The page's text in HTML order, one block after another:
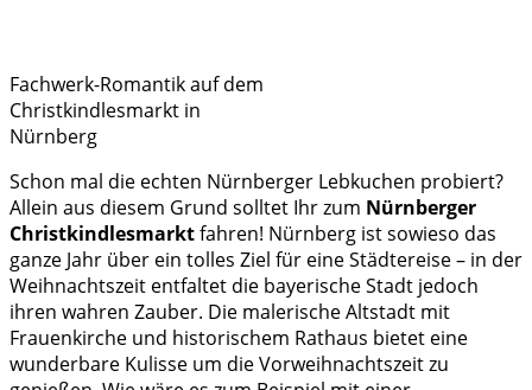
Fachwerk-Romantik auf dem
Christkindlesmarkt in
Nürnberg
Schon mal die echten Nürnberger Lebkuchen probiert?
Allein aus diesem Grund solltet Ihr zum Nürnberger
Christkindlesmarktfahren! Nürnberg ist sowieso das
ganze Jahr über ein tolles Ziel für eine Städtereise – in der
Weihnachtszeit entfaltet die bayerische Stadt jedoch
ihren wahren Zauber. Die malerische Altstadt mit
Frauenkirche und historischem Rathaus bietet eine
wunderbare Kulisse um die Vorweihnachtszeit zu